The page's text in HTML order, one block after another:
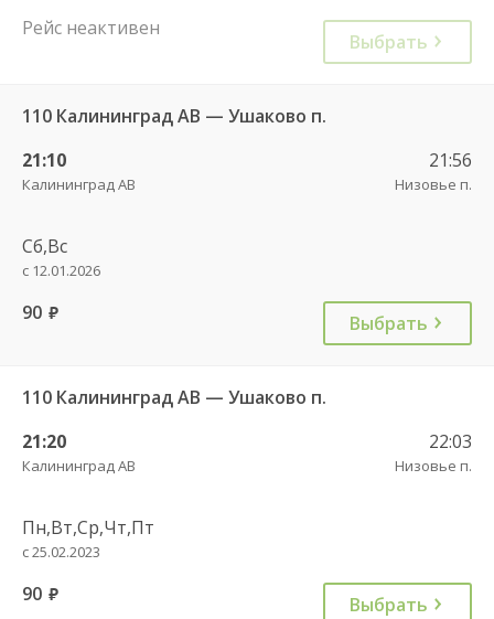
Рейс неактивен
Выбрать
110 Калининград АВ — Ушаково п.
21:10
Калининград АВ
21:56
Низовье п.
Сб,Вс
с 12.01.2026
90 руб. Выбрать
110 Калининград АВ — Ушаково п.
21:20
Калининград АВ
22:03
Низовье п.
Пн,Вт,Ср,Чт,Пт
с 25.02.2023
90 руб. Выбрать